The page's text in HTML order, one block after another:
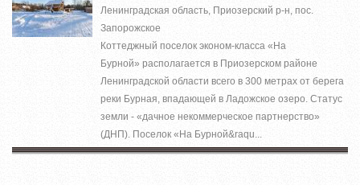
Ленинградская область, Приозерский р-н, пос.
Запорожское
Коттеджный поселок эконом-класса «На
Бурной» располагается в Приозерском районе
Ленинградской области всего в 300 метрах от берега
реки Бурная, впадающей в Ладожское озеро. Статус
земли - «дачное некоммерческое партнерство»
(ДНП). Поселок «На Бурной&raqu...